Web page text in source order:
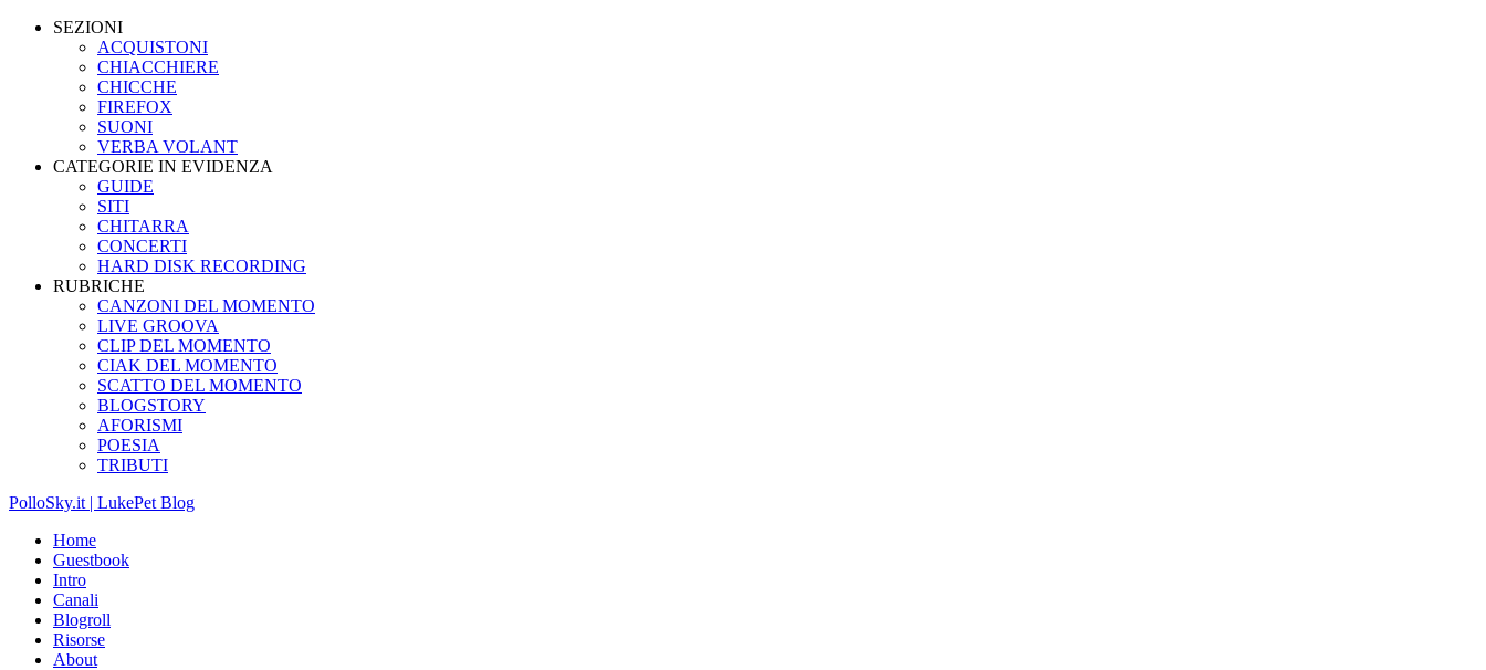
SEZIONI
ACQUISTONI
CHIACCHIERE
CHICCHE
FIREFOX
SUONI
VERBA VOLANT
CATEGORIE IN EVIDENZA
GUIDE
SITI
CHITARRA
CONCERTI
HARD DISK RECORDING
RUBRICHE
CANZONI DEL MOMENTO
LIVE GROOVA
CLIP DEL MOMENTO
CIAK DEL MOMENTO
SCATTO DEL MOMENTO
BLOGSTORY
AFORISMI
POESIA
TRIBUTI
PolloSky.it | LukePet Blog
Home
Guestbook
Intro
Canali
Blogroll
Risorse
About